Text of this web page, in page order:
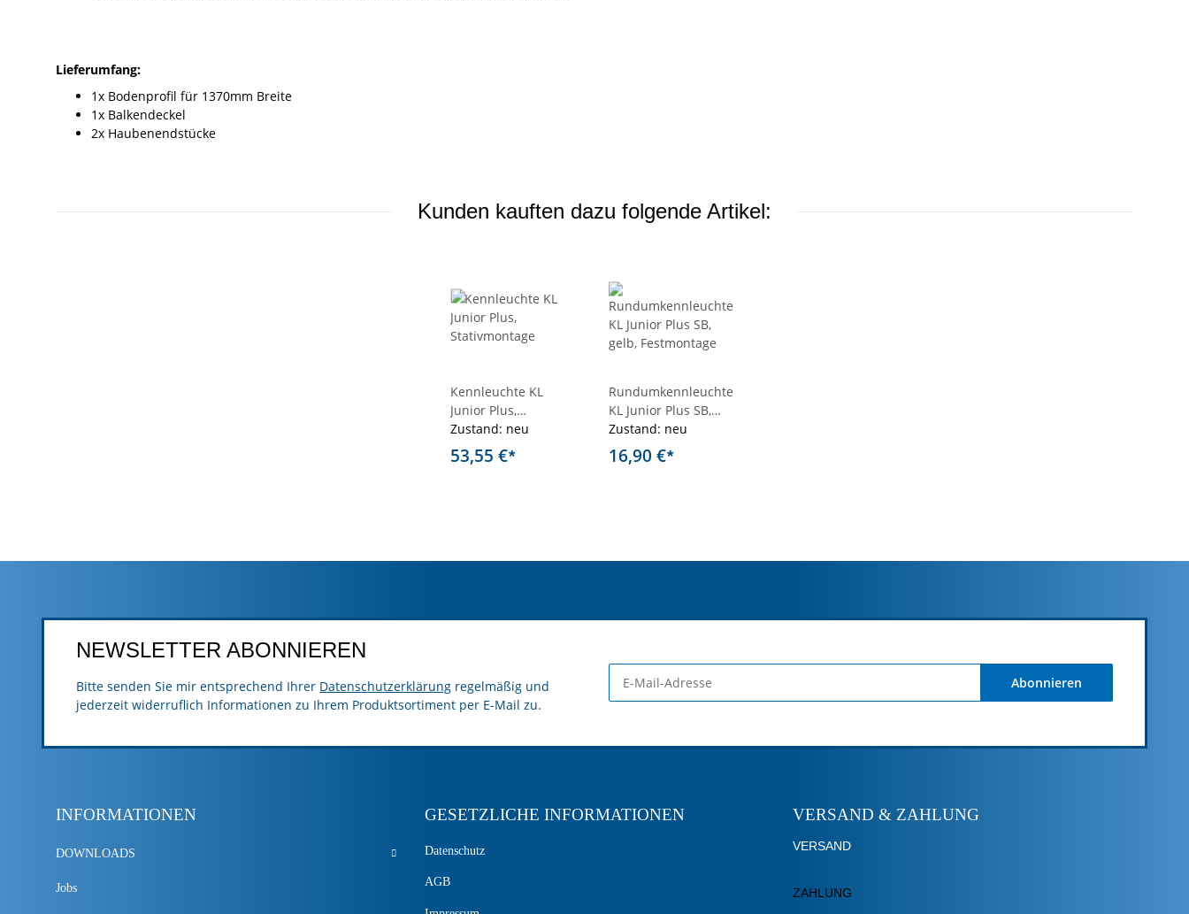
Lieferumfang:
1x Bodenprofil für 1370mm Breite
1x Balkendeckel
2x Haubenendstücke
Kunden kauften dazu folgende Artikel:
Kennleuchte KL
Junior Plus,
Stativmontage
Zustand: neu
53,55 €*
Rundumkennleuchte
KL Junior Plus SB,
gelb, Festmontage
Zustand: neu
16,90 €*
NEWSLETTER ABONNIEREN
Bitte senden Sie mir entsprechend Ihrer Datenschutzerklärung regelmäßig und
jederzeit widerruflich Informationen zu Ihrem Produktsortiment per E-Mail zu.
Abonnieren
INFORMATIONEN
DOWNLOADS
Jobs
GESETZLICHE INFORMATIONEN
Datenschutz
AGB
VERSAND & ZAHLUNG
VERSAND
ZAHLUNG